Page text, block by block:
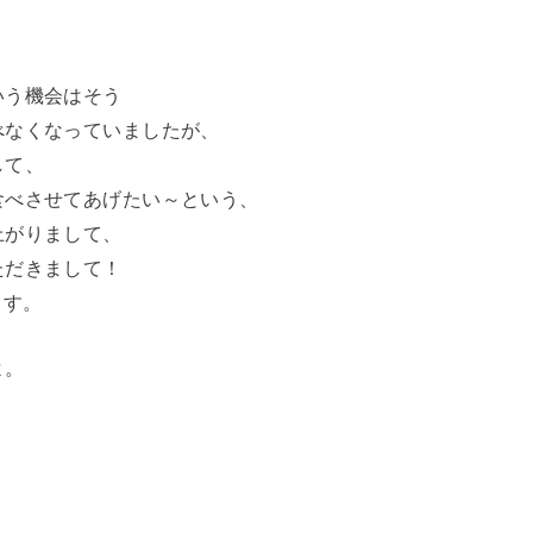
機会はそう
くなっていましたが、
、
させてあげたい～という、
りまして、
きまして！
。